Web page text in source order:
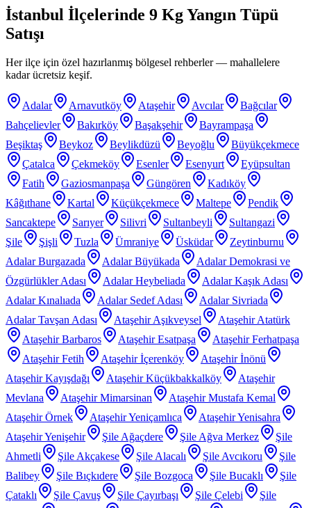
İstanbul İlçelerinde 9 Kg Yangın Tüpü
Satışı
Her ilçe için özel hazırlanmış bölgesel rehberler — mahallelere
kadar ücretsiz keşif.
Adalar Arnavutköy Ataşehir Avcılar
Bağcılar
Bahçelievler
Bakırköy Başakşehir
Bayrampaşa
Beşiktaş
Beykoz Beylikdüzü Beyoğlu
Büyükçekmece
Çatalca
Çekmeköy Esenler Esenyurt
Eyüpsultan
Fatih
Gaziosmanpaşa Güngören
Kadıköy
Kâğıthane
Kartal Küçükçekmece Maltepe
Pendik
Sancaktepe
Sarıyer Silivri Sultanbeyli
Sultangazi
Şile
Şişli Tuzla Ümraniye Üsküdar
Zeytinburnu
Adalar Burgazada
Adalar Büyükada
Adalar Demokrasi ve
Özgürlükler Adası
Adalar Heybeliada
Adalar Kaşık Adası
Adalar Kınalıada
Adalar Sedef Adası
Adalar Sivriada
Adalar Tavşan Adası
Ataşehir Aşıkveysel
Ataşehir Atatürk
Ataşehir Barbaros
Ataşehir Esatpaşa
Ataşehir Ferhatpaşa
Ataşehir Fetih
Ataşehir İçerenköy
Ataşehir İnönü
Ataşehir Kayışdağı
Ataşehir Küçükbakkalköy
Ataşehir
Mevlana
Ataşehir Mimarsinan
Ataşehir Mustafa Kemal
Ataşehir Örnek
Ataşehir Yeniçamlıca
Ataşehir Yenisahra
Ataşehir Yenişehir
Şile Ağaçdere Şile Ağva Merkez
Şile
Ahmetli
Şile Akçakese Şile Alacalı Şile Avcıkoru
Şile
Balibey
Şile Bıçkıdere Şile Bozgoca Şile Bucaklı
Şile
Çataklı
Şile Çavuş Şile Çayırbaşı Şile Çelebi
Şile